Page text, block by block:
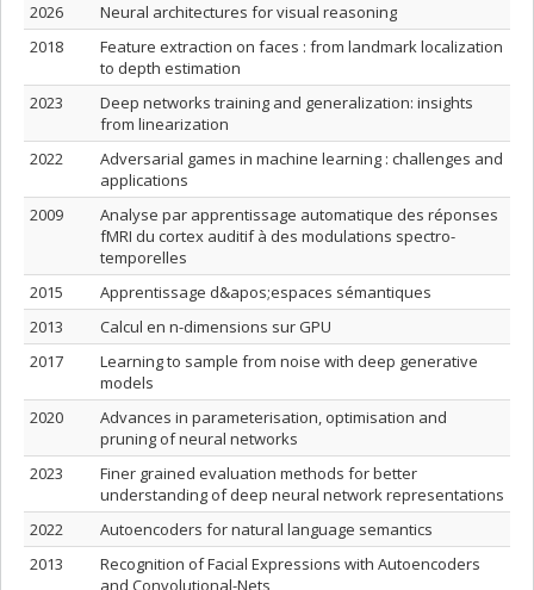
2026
Neural architectures for visual reasoning
2018
Feature extraction on faces : from landmark localization
to depth estimation
2023
Deep networks training and generalization: insights
from linearization
2022
Adversarial games in machine learning : challenges and
applications
2009
Analyse par apprentissage automatique des réponses
fMRI du cortex auditif à des modulations spectro-
temporelles
2015
Apprentissage d&apos;espaces sémantiques
2013
Calcul en n-dimensions sur GPU
2017
Learning to sample from noise with deep generative
models
2020
Advances in parameterisation, optimisation and
pruning of neural networks
2023
Finer grained evaluation methods for better
understanding of deep neural network representations
2022
Autoencoders for natural language semantics
2013
Recognition of Facial Expressions with Autoencoders
and Convolutional-Nets